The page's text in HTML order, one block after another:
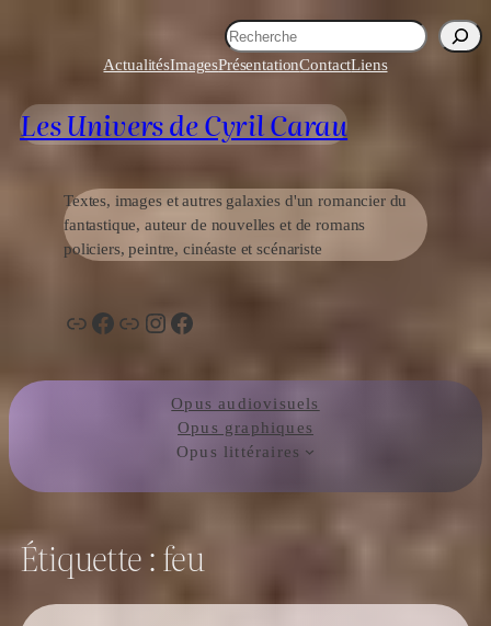
R
h
e
h
e
r
ActualitésImagesPrésentationContactLiens
Les Univers de Cyril Carau
Textes, images et autres galaxies d'un romancier du
fantastique, auteur de nouvelles et de romans
policiers, peintre, cinéaste et scénariste
Lien Facebook Lien Instagram Facebook
Opus audiovisuels
Opus graphiques
Opus littéraires
Étiquette :feu